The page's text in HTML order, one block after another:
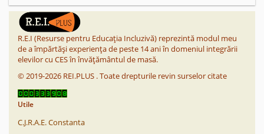
R.E.I (Resurse pentru Educația Incluzivă) reprezintă modul meu
de a împărtăși experiența de peste 14 ani în domeniul integrării
elevilor cu CES în învățământul de masă.
©2019-2026 REI.PLUS .Toate drepturile revin surselor citate
Utile
C.J.R.A.E. Constanta